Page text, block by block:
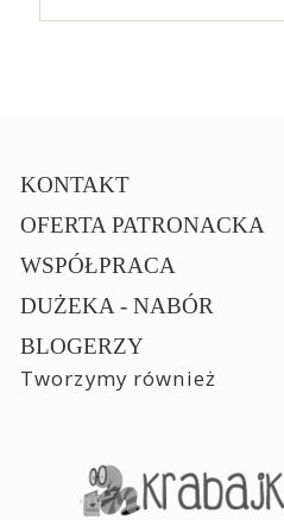
KONTAKT
OFERTA PATRONACKA
WSPÓŁPRACA
DUŻEKA - NABÓR
BLOGERZY
Tworzymy również